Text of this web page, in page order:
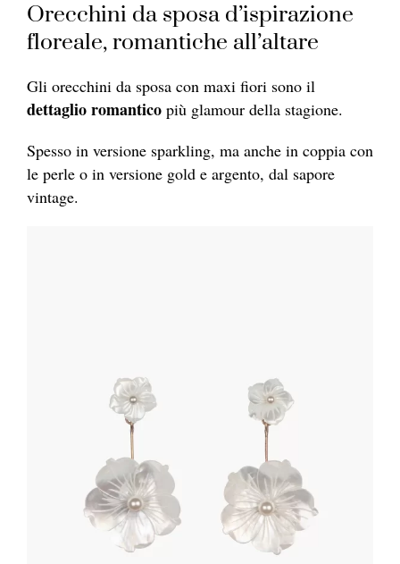
Orecchini da sposa d’ispirazione
floreale, romantiche all’altare
Gli orecchini da sposa con maxi fiori sono il
dettaglio romantico più glamour della stagione.
Spesso in versione sparkling, ma anche in coppia con
le perle o in versione gold e argento, dal sapore
vintage.